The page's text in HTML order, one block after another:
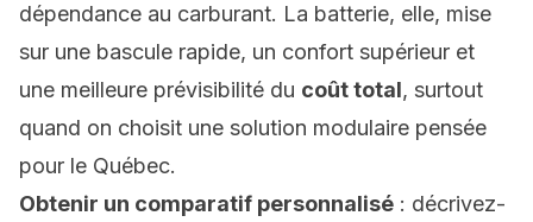
dépendance au carburant. La batterie, elle, mise
sur une bascule rapide, un confort supérieur et
une meilleure prévisibilité du coût total, surtout
quand on choisit une solution modulaire pensée
pour le Québec.
Obtenir un comparatif personnalisé : décrivez-